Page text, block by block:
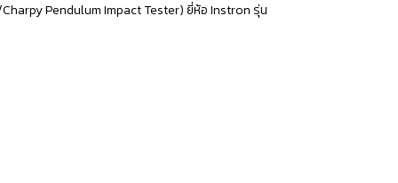
Pendulum Impact Tester) ยี่ห้อ Instron รุ่น